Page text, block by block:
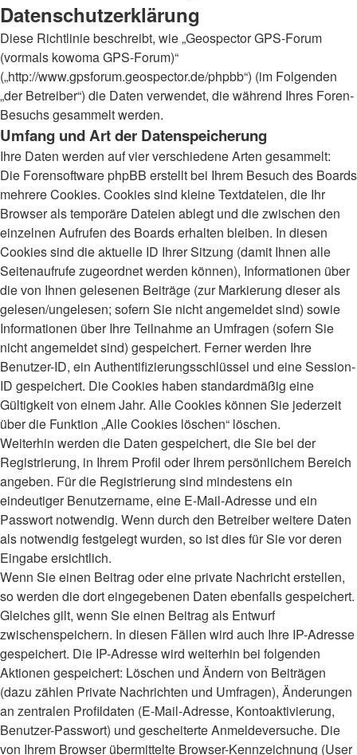
Datenschutzerklärung
Diese Richtlinie beschreibt, wie „Geospector GPS-Forum
(vormals kowoma GPS-Forum)“
(„http://www.gpsforum.geospector.de/phpbb“) (im Folgenden
„der Betreiber“) die Daten verwendet, die während Ihres Foren-
Besuchs gesammelt werden.
Umfang und Art der Datenspeicherung
Ihre Daten werden auf vier verschiedene Arten gesammelt:
Die Forensoftware phpBB erstellt bei Ihrem Besuch des Boards
mehrere Cookies. Cookies sind kleine Textdateien, die Ihr
Browser als temporäre Dateien ablegt und die zwischen den
einzelnen Aufrufen des Boards erhalten bleiben. In diesen
Cookies sind die aktuelle ID Ihrer Sitzung (damit Ihnen alle
Seitenaufrufe zugeordnet werden können), Informationen über
die von Ihnen gelesenen Beiträge (zur Markierung dieser als
gelesen/ungelesen; sofern Sie nicht angemeldet sind) sowie
Informationen über Ihre Teilnahme an Umfragen (sofern Sie
nicht angemeldet sind) gespeichert. Ferner werden Ihre
Benutzer-ID, ein Authentifizierungsschlüssel und eine Session-
ID gespeichert. Die Cookies haben standardmäßig eine
Gültigkeit von einem Jahr. Alle Cookies können Sie jederzeit
über die Funktion „Alle Cookies löschen“ löschen.
Weiterhin werden die Daten gespeichert, die Sie bei der
Registrierung, in Ihrem Profil oder Ihrem persönlichem Bereich
angeben. Für die Registrierung sind mindestens ein
eindeutiger Benutzername, eine E-Mail-Adresse und ein
Passwort notwendig. Wenn durch den Betreiber weitere Daten
als notwendig festgelegt wurden, so ist dies für Sie vor deren
Eingabe ersichtlich.
Wenn Sie einen Beitrag oder eine private Nachricht erstellen,
so werden die dort eingegebenen Daten ebenfalls gespeichert.
Gleiches gilt, wenn Sie einen Beitrag als Entwurf
zwischenspeichern. In diesen Fällen wird auch Ihre IP-Adresse
gespeichert. Die IP-Adresse wird weiterhin bei folgenden
Aktionen gespeichert: Löschen und Ändern von Beiträgen
(dazu zählen Private Nachrichten und Umfragen), Änderungen
an zentralen Profildaten (E-Mail-Adresse, Kontoaktivierung,
Benutzer-Passwort) und gescheiterte Anmeldeversuche. Die
von Ihrem Browser übermittelte Browser-Kennzeichnung (User